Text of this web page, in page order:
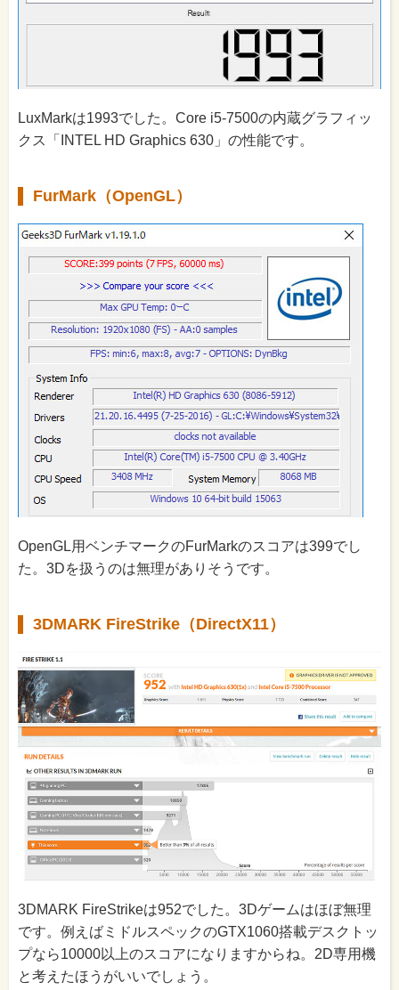
LuxMarkは1993でした。Core i5-7500の内蔵グラフィッ
クス「INTEL HD Graphics 630」の性能です。
FurMark（OpenGL）
OpenGL用ベンチマークのFurMarkのスコアは399でし
た。3Dを扱うのは無理がありそうです。
3DMARK FireStrike（DirectX11）
3DMARK FireStrikeは952でした。3Dゲームはほぼ無理
です。例えばミドルスペックのGTX1060搭載デスクトッ
プなら10000以上のスコアになりますからね。2D専用機
と考えたほうがいいでしょう。